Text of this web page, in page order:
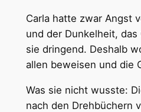
Carla hatte zwar Angst
und der Dunkelheit, das
sie dringend. Deshalb
allen beweisen und die
Was sie nicht wusste:
nach den Drehbüchern